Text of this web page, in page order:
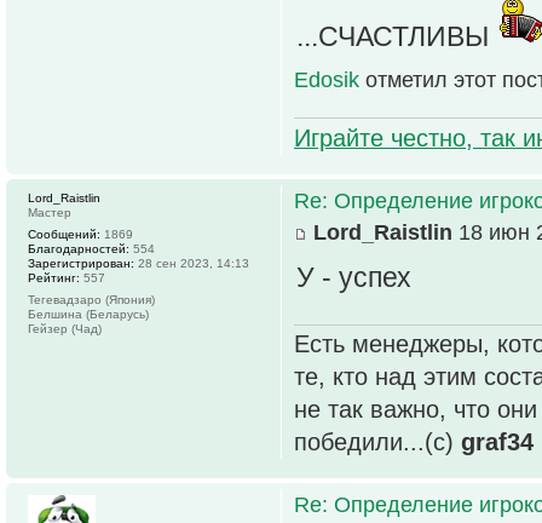
...СЧАСТЛИВЫ
Edosik отметил этот
Играйте честно, так
Re: Определение
Lord_Raistlin 18 июн
У - успех
Есть менеджеры,
те, кто над этим
не так важно, что
победили...(с) graf34
Lord_Raistlin
Мастер
Сообщений: 1869
Благодарностей: 554
Зарегистрирован: 28 сен 2023, 14:13
Рейтинг: 557
Тегевадзаро (Япония)
Белшина (Беларусь)
Гейзер (Чад)
Re: Определение